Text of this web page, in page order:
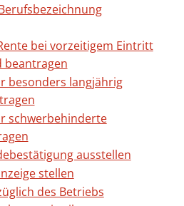
bei vorzeitigem Eintritt
beantragen
besonders langjährig
schwerbehinderte
ausstellen
stellen
des Betriebs